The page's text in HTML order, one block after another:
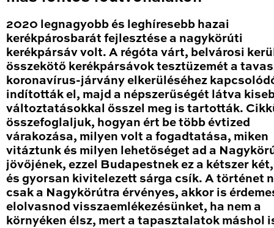
2020 legnagyobb és leghíresebb hazai
kerékpárosbarát fejlesztése a nagykörúti
kerékpársáv volt. A régóta várt, belvárosi
összekötő kerékpársávok tesztüzemét a
koronavírus-járvány elkerüléséhez
indították el, majd a népszerűségét látva
változtatásokkal ősszel meg is tartották.
összefoglaljuk, hogyan ért be több évtized
várakozása, milyen volt a fogadtatása, miken
vitáztunk és milyen lehetőséget ad a
jövőjének, ezzel Budapestnek ez a kétszer
és gyorsan kivitelezett sárga csík. A történet
csak a Nagykörútra érvényes, akkor is
elolvasnod visszaemlékezésünket, ha nem a
környéken élsz, mert a tapasztalatok máshol